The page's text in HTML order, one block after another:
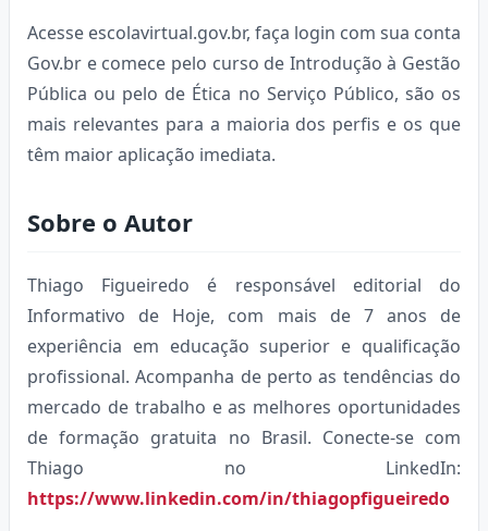
Acesse escolavirtual.gov.br, faça login com sua conta
Gov.br e comece pelo curso de Introdução à Gestão
Pública ou pelo de Ética no Serviço Público, são os
mais relevantes para a maioria dos perfis e os que
têm maior aplicação imediata.
Sobre o Autor
Thiago Figueiredo é responsável editorial do
Informativo de Hoje, com mais de 7 anos de
experiência em educação superior e qualificação
profissional. Acompanha de perto as tendências do
mercado de trabalho e as melhores oportunidades
de formação gratuita no Brasil. Conecte-se com
Thiago no LinkedIn:
https://www.linkedin.com/in/thiagopfigueiredo